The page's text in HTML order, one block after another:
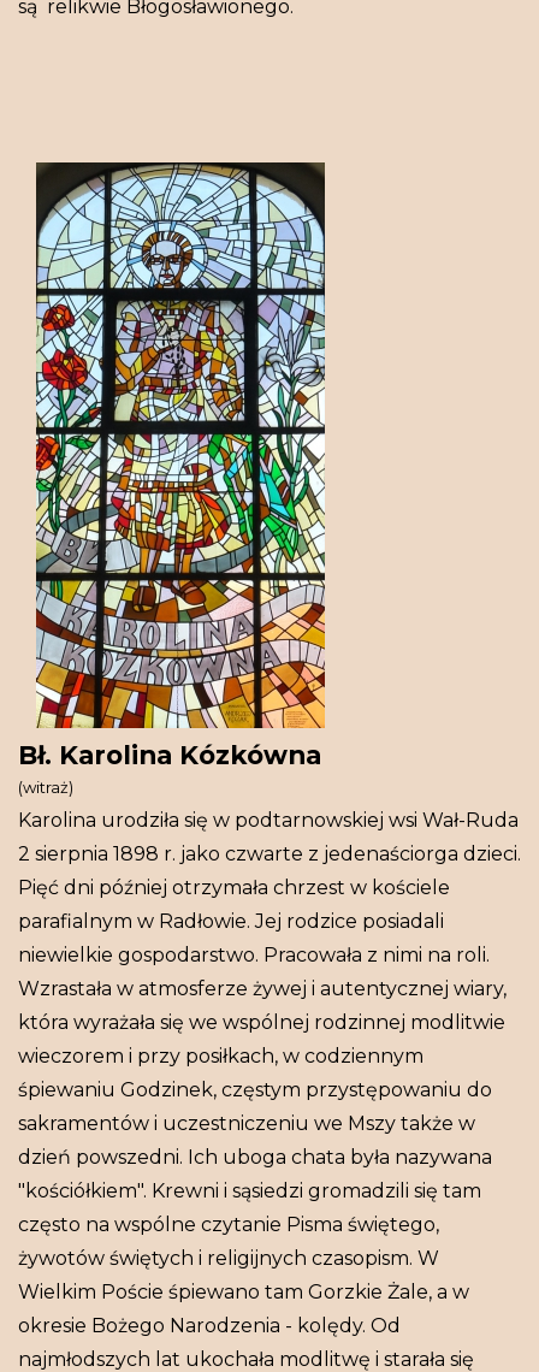
są relikwie Błogosławionego.
Bł. Karolina Kózkówna
(witraż)
Karolina urodziła się w podtarnowskiej wsi Wał-Ruda
2 sierpnia 1898 r. jako czwarte z jedenaściorga dzieci.
Pięć dni później otrzymała chrzest w kościele
parafialnym w Radłowie. Jej rodzice posiadali
niewielkie gospodarstwo. Pracowała z nimi na roli.
Wzrastała w atmosferze żywej i autentycznej wiary,
która wyrażała się we wspólnej rodzinnej modlitwie
wieczorem i przy posiłkach, w codziennym
śpiewaniu Godzinek, częstym przystępowaniu do
sakramentów i uczestniczeniu we Mszy także w
dzień powszedni. Ich uboga chata była nazywana
"kościółkiem". Krewni i sąsiedzi gromadzili się tam
często na wspólne czytanie Pisma świętego,
żywotów świętych i religijnych czasopism. W
Wielkim Poście śpiewano tam Gorzkie Żale, a w
okresie Bożego Narodzenia - kolędy. Od
najmłodszych lat ukochała modlitwę i starała się